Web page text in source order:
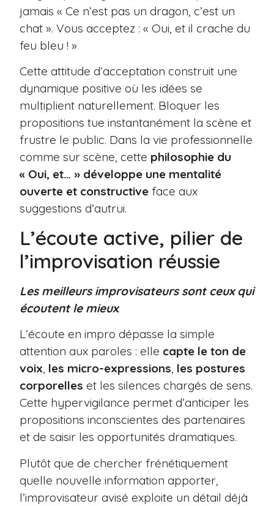
jamais « Ce n’est pas un dragon, c’est un
chat ». Vous acceptez : « Oui, et il crache du
feu bleu ! »
Cette attitude d’acceptation construit une
dynamique positive où les idées se
multiplient naturellement. Bloquer les
propositions tue instantanément la scène et
frustre le public. Dans la vie professionnelle
comme sur scène, cette philosophie du
« Oui, et… » développe une mentalité
ouverte et constructive face aux
suggestions d’autrui.
L’écoute active, pilier de
l’improvisation réussie
Les meilleurs improvisateurs sont ceux qui
écoutent le mieux.
L’écoute en impro dépasse la simple
attention aux paroles : elle capte le ton de
voix, les micro-expressions, les postures
corporelles et les silences chargés de sens.
Cette hypervigilance permet d’anticiper les
propositions inconscientes des partenaires
et de saisir les opportunités dramatiques.
Plutôt que de chercher frénétiquement
quelle nouvelle information apporter,
l’improvisateur avisé exploite un détail déjà